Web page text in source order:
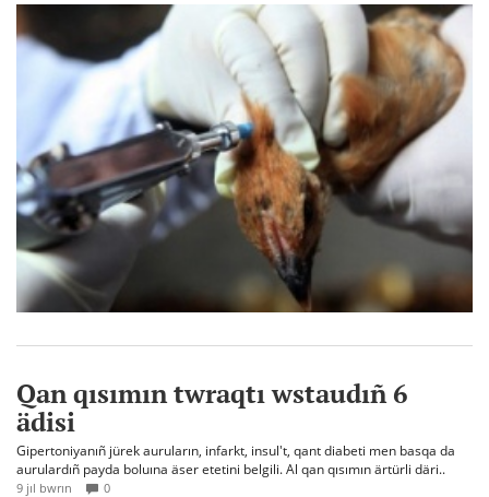
Qan qısımın twraqtı wstaudıñ 6
ädisi
Gipertoniyanıñ jürek auruların, infarkt, insul't, qant diabeti men basqa da
aurulardıñ payda boluına äser etetini belgili. Al qan qısımın ärtürli däri..
9 jıl bwrın 0